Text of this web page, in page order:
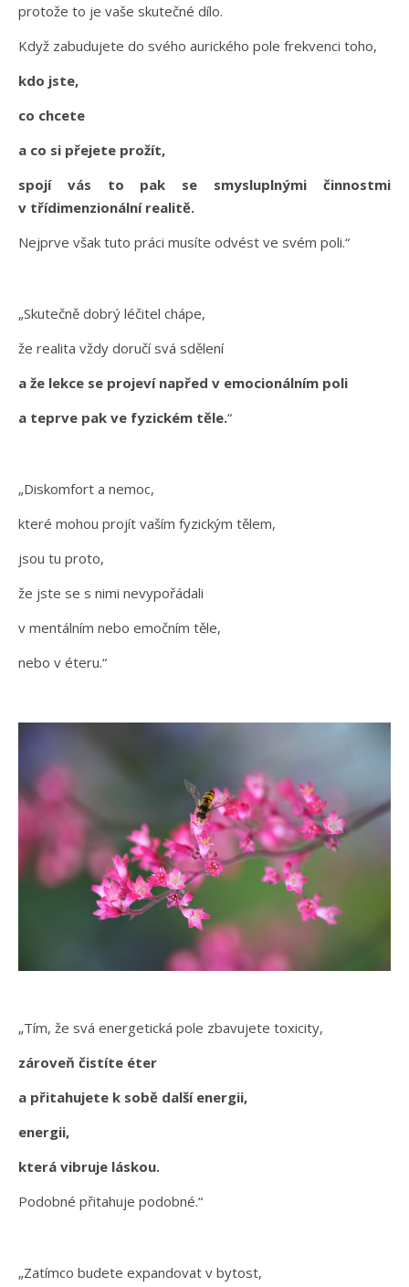
protože to je vaše skutečné dílo.
Když zabudujete do svého aurického pole frekvenci toho,
kdo jste,
co chcete
a co si přejete prožít,
spojí vás to pak se smysluplnými činnostmi
v třídimenzionální realitě.
Nejprve však tuto práci musíte odvést ve svém poli.“
„Skutečně dobrý léčitel chápe,
že realita vždy doručí svá sdělení
a že lekce se projeví napřed v emocionálním poli
a teprve pak ve fyzickém těle.“
„Diskomfort a nemoc,
které mohou projít vaším fyzickým tělem,
jsou tu proto,
že jste se s nimi nevypořádali
v mentálním nebo emočním těle,
nebo v éteru.“
„Tím, že svá energetická pole zbavujete toxicity,
zároveň čistíte éter
a přitahujete k sobě další energii,
energii,
která vibruje láskou.
Podobné přitahuje podobné.“
„Zatímco budete expandovat v bytost,